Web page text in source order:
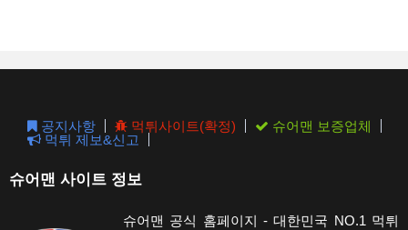
공지사항 먹튀사이트(확정)
슈어맨 보증업체
먹튀 제보&신고
슈어맨 사이트 정보
슈어맨 공식 홈페이지 - 대한민국 NO.1 먹튀